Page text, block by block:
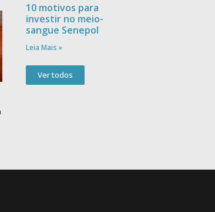
10 motivos para
investir no meio-
sangue Senepol
Leia Mais »
Ver todos